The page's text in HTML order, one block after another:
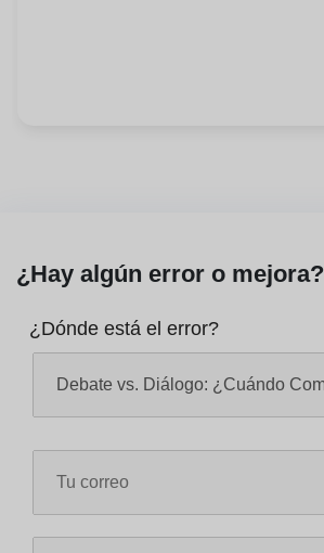
¿Hay algún error o mejora?
¿Dónde está el error?